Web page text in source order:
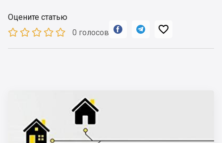
Оцените статью
0 голосов
  